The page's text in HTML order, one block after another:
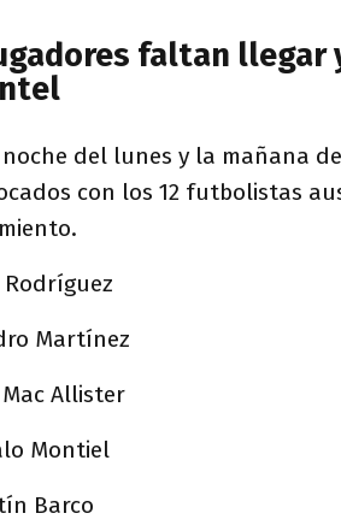
faltan llegar
del lunes y la mañana
con los 12 futbolistas
Rodríguez
Martínez
Allister
Montiel
Barco